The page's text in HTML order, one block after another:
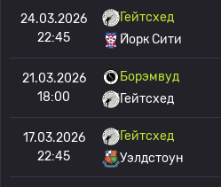
24.03.2026
22:45
Гейтсхед
Йорк Сити
21.03.2026
18:00
Борэмвуд
Гейтсхед
17.03.2026
22:45
Гейтсхед
Уэлдстоун